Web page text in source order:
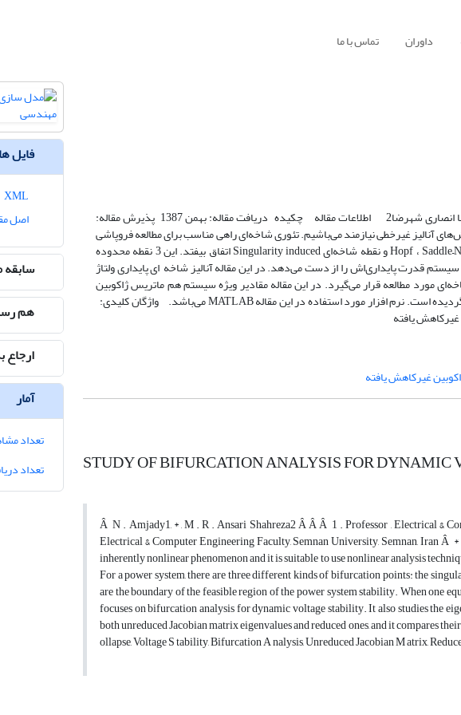
داوران تماس با ما
مطالعه آنالیز شاخه‌ای پایداری دینامیکی ولتاژ درسیستم قدرت نیما امجدی1،*، محمدرضا انصاری شهرضا2 اطلاعات مقاله چکیده دریافت مقاله: بهمن 1387 پذیرش مقاله:
روش‌های آنالیز غیرخطی نیازمند می‌باشیم. تئوری شاخه‌ای راهی مناسب برای مطالعه فروپاشی
ولتاژ و راه‌های اجتناب از آن می ‌ باشد. درسیستم قدرت ممکن است، 3 نقطه شاخه‌ای Hopf ، Saddle–Node و نقطه شاخه‌ای Singularity induced اتفاق بیفتد. این 3 نقطه محدوده
قدرت پایداری‌اش را از دست می‌دهد. در این مقاله آنالیز شاخه ‌ ای پایداری ولتاژ
مورد مطالعه قرار می‌گیرد. در این مقاله مقادیر ویژه سیستم هم ماتریس ژاکوبین
کاهش یافته و هم غیرکاهش یافته مورد توجه قرارگرفته و نتایج این دو با همدیگر مقایسه گردیده است. نرم افزار مورد استفاده در این مقاله MATLAB می‌باشد. واژگان کلیدی:
غیرکاهش یافته
غیرکاهش یافته
STUDY OF BIFURCATION ANALYSIS FOR
Â N . Amjady1, * , M . R . Ansari Shahreza2 Â Â Â 1 . Professor , Electrical &
Electrical & Computer Engineering Faculty, Semnan University, Semnan, Iran
inherently nonlinear phenomenon and it is suitable to use nonlinear analysis
For a power system, there are three different kinds of bifurcation points: the
are the boundary of the feasible region of the power system stability. When one
focuses on bifurcation analysis for dynamic voltage stability. It also studies the
both unreduced Jacobian matrix eigenvalues and reduced ones, and it compares
ollapse, Voltage S tability, Bifurcation A nalysis, Unreduced Jacobian M atrix,
فایل ها
اصل
سابقه
هم
ارجاع
آمار
تعداد
تعداد